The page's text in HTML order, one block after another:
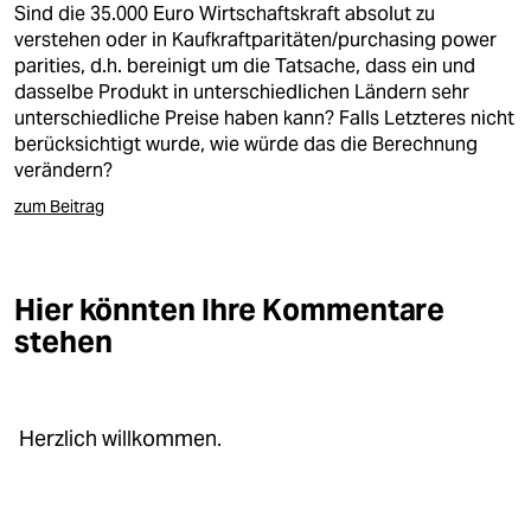
Sind die 35.000 Euro Wirtschaftskraft absolut zu
verstehen oder in Kaufkraftparitäten/purchasing power
parities, d.h. bereinigt um die Tatsache, dass ein und
dasselbe Produkt in unterschiedlichen Ländern sehr
unterschiedliche Preise haben kann? Falls Letzteres nicht
berücksichtigt wurde, wie würde das die Berechnung
verändern?
zum Beitrag
Hier könnten Ihre Kommentare
stehen
Herzlich willkommen.